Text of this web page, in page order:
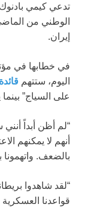
تدعي كيمي
الوطني من
إيران.
في خطابها في
اليوم، ستتهم
على السياج”
“لم أظن أبداً
أنهم لا يمكنهم
بالضعف. واتهمونا
“لقد شاهدوا
قواعدنا